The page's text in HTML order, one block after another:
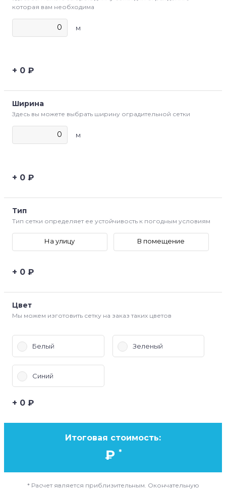
которая вам необходима
м
0 ₽
Ширина
Здесь вы можете выбрать ширину оградительной сетки
м
0 ₽
Тип
Тип сетки определяет ее устойчивость к погодным условиям
На улицу В помещение
0 ₽
Цвет
Мы можем изготовить сетку на заказ таких цветов
Белый Зеленый
Синий
0 ₽
Итоговая стоимость:
₽ *
* Расчет является приблизительным. Окончательную